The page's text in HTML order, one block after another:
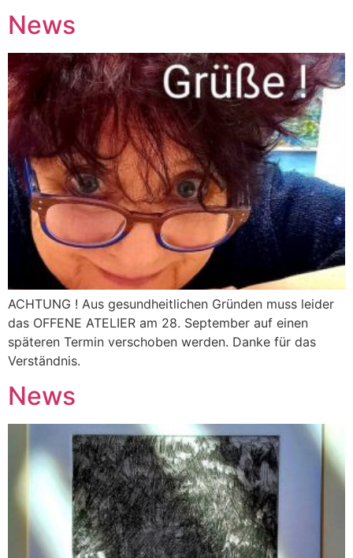
News
ACHTUNG ! Aus gesundheitlichen Gründen muss leider
das OFFENE ATELIER am 28. September auf einen
späteren Termin verschoben werden. Danke für das
Verständnis.
News